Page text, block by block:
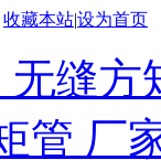
收藏本站|设为首页